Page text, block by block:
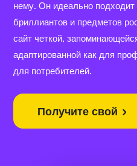
нему. Он идеально
бриллиантов и предметов
сайт четкой,
адаптированной как для
для потребителей.
Получите свой